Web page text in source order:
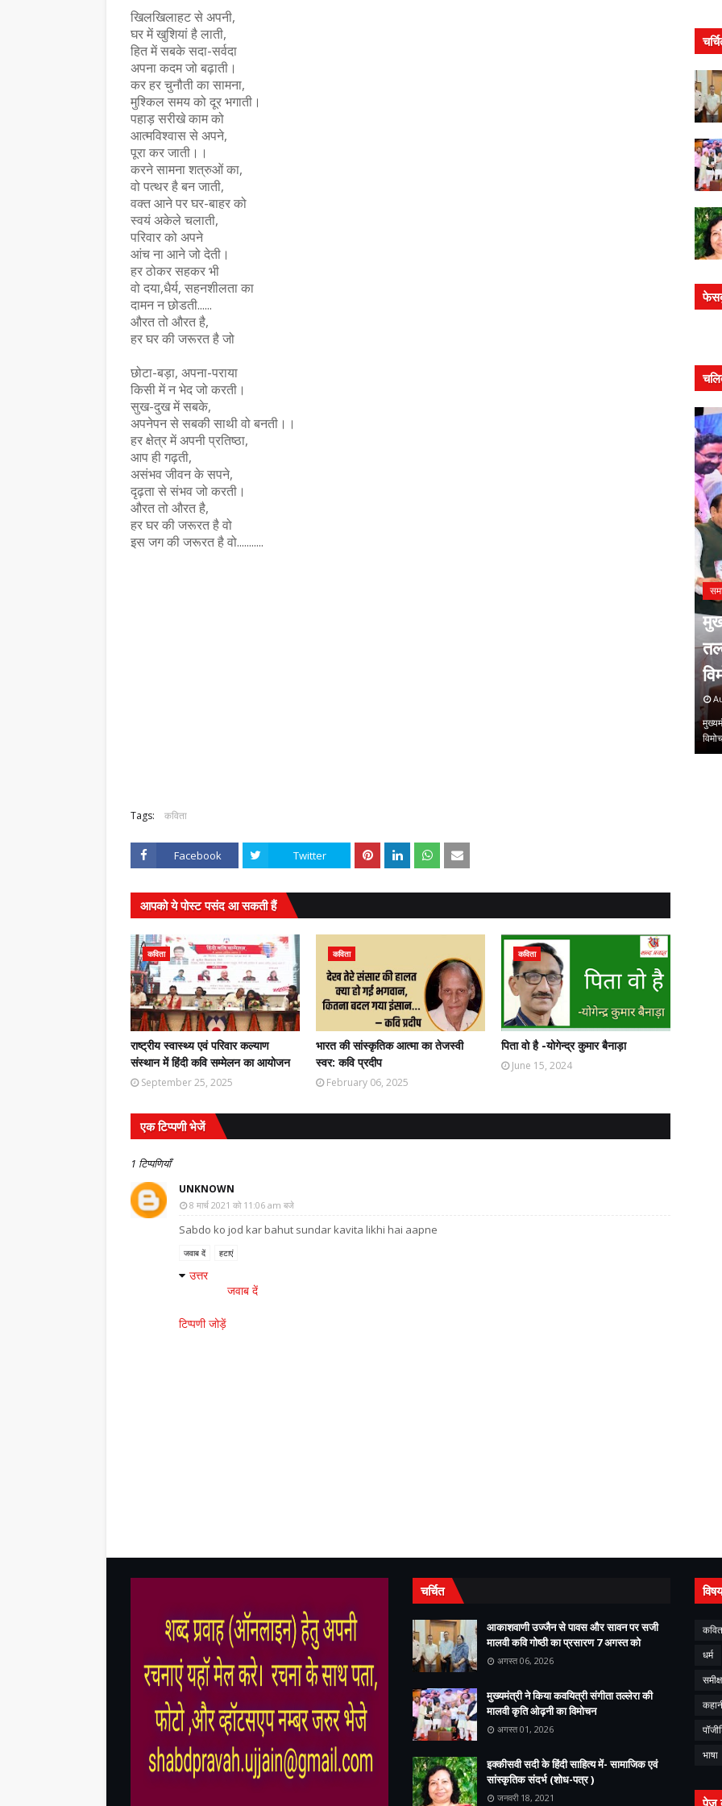
खिलखिलाहट से अपनी,
घर में खुशियां है लाती,
हित में सबके सदा-सर्वदा
अपना कदम जो बढ़ाती।
कर हर चुनौती का सामना,
मुश्किल समय को दूर भगाती।
पहाड़ सरीखे काम को
आत्मविश्वास से अपने,
पूरा कर जाती।।
करने सामना शत्रुओं का,
वो पत्थर है बन जाती,
वक्त आने पर घर-बाहर को
स्वयं अकेले चलाती,
परिवार को अपने
आंच ना आने जो देती।
हर ठोकर सहकर भी
वो दया,धैर्य, सहनशीलता का
दामन न छोडती......
औरत तो औरत है,
हर घर की जरूरत है जो
छोटा-बड़ा, अपना-पराया
किसी ‌में न भेद जो करती।
सुख-दुख में सबके,
अपनेपन से सबकी साथी वो बनती।।
हर क्षेत्र में अपनी प्रतिष्ठा,
आप ही गढ़ती,
असंभव जीवन के सपने,
दृढ़ता से संभव जो करती।
औरत तो औरत है,
हर घर की जरूरत है वो
इस जग की जरूरत है वो...........
Tags: कविता
Facebook Twitter
आपको ये पोस्ट पसंद आ सकती हैं
कविता
राष्ट्रीय स्वास्थ्य एवं परिवार कल्याण
संस्थान में हिंदी कवि सम्मेलन का आयोजन
September 25, 2025
कविता
भारत की सांस्कृतिक आत्मा का तेजस्वी
स्वर: कवि प्रदीप
February 06, 2025
कविता
पिता वो है -योगेन्द्र कुमार बैनाड़ा
June 15, 2024
एक टिप्पणी भेजें
1 टिप्पणियाँ
UNKNOWN
8 मार्च 2021 को 11:06 am बजे
Sabdo ko jod kar bahut sundar kavita likhi hai aapne
जवाब दें हटाएं
उत्तर
जवाब दें
टिप्पणी जोड़ें
,
चर्चित
आकाशवाणी उज्जैन से पावस और सावन पर सजी
मालवी कवि गोष्ठी का प्रसारण 7 अगस्त को
अगस्त 06, 2026
मुख्यमंत्री ने किया कवयित्री संगीता तल्लेरा की
मालवी कृति ओढ़नी का विमोचन
अगस्त 01, 2026
इक्कीसवी सदी के हिंदी साहित्य में- सामाजिक एवं
सांस्कृतिक संदर्भ (शोध-पत्र )
जनवरी 18, 2021
विषय
धर्म
भाषा
पेज